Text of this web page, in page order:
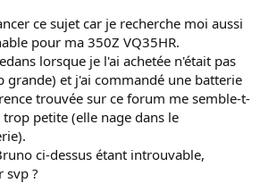
ce sujet car je recherche moi aussi
pour ma 350Z VQ35HR.
lorsque je l'ai achetée n'était pas
et j'ai commandé une batterie
trouvée sur ce forum me semble-t-
petite (elle nage dans le
ci-dessus étant introuvable,
svp ?